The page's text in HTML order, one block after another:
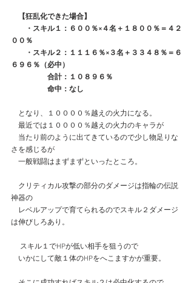
【狂乱化できた場合】
・スキル１：６００％×４名＋１８００％＝４２
００％
・スキル２：１１１６％×３名＋３３４８％＝６
６９６％（必中）
合計：１０８９６％
命中：なし
となり、１００００％越えの火力になる。
最近では１００００％越えの火力のキャラが
当たり前のように出てきているので少し物足りな
さを感じるが
一般戦闘はまずまずといったところ。
クリティカル攻撃の部分のダメージは指輪の伝説
神器の
レベルアップで育てられるのでスキル２ダメージ
は伸びしろあり。
スキル１でHPが低い相手を狙うので
いかにして敵１体のHPをへこますかが重要。